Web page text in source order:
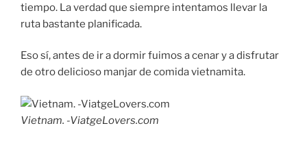
tiempo. La verdad que siempre intentamos llevar la
ruta bastante planificada.
Eso sí, antes de ir a dormir fuimos a cenar y a disfrutar
de otro delicioso manjar de comida vietnamita.
Vietnam. -ViatgeLovers.com